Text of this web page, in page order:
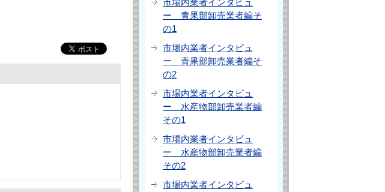
市場内業者インタビュ
ー 青果部卸売業者編そ
の1
市場内業者インタビュ
ー 青果部卸売業者編そ
の2
市場内業者インタビュ
ー 水産物部卸売業者編
その1
市場内業者インタビュ
ー 水産物部卸売業者編
その2
市場内業者インタビュ